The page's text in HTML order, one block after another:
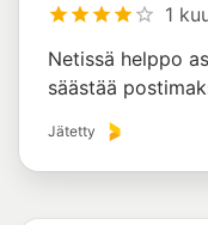
1
Netissä helppo
säästää
Jätetty